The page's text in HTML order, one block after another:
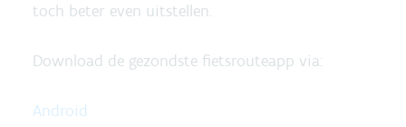
toch beter even uitstellen.
Download de gezondste fietsrouteapp via:
Android